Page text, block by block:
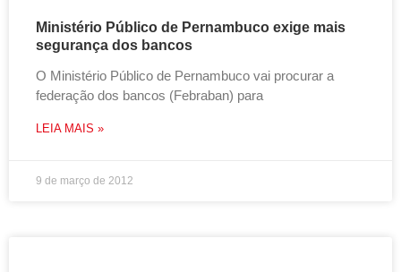
Ministério Público de Pernambuco exige mais
segurança dos bancos
O Ministério Público de Pernambuco vai procurar a
federação dos bancos (Febraban) para
LEIA MAIS »
9 de março de 2012